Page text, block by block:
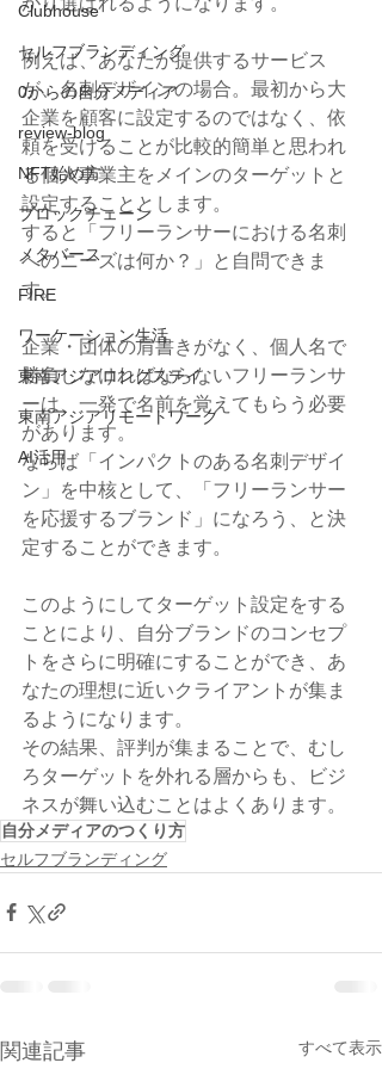
Clubhouse
セルフブランディング
0からの自分メディア
review-blog
NFT始め方
ブロックチェーン
メタバース
FIRE
ワーケーション生活
東南アジアロングステイ
東南アジアリモートワーク
AI活用
例えば、あなたが提供するサービス
が、名刺デザインの場合。最初から大
企業を顧客に設定するのではなく、依
頼を受けることが比較的簡単と思われ
る個人事業主をメインのターゲットと
設定することとします。
すると「フリーランサーにおける名刺
へのニーズは何か？」と自問できま
す。
企業・団体の肩書きがなく、個人名で
勝負しなければならないフリーランサ
ーは、一発で名前を覚えてもらう必要
があります。
ならば「インパクトのある名刺デザイ
ン」を中核として、「フリーランサー
を応援するブランド」になろう、と決
定することができます。
このようにしてターゲット設定をする
ことにより、自分ブランドのコンセプ
トをさらに明確にすることができ、あ
なたの理想に近いクライアントが集ま
るようになります。
その結果、評判が集まることで、むし
ろターゲットを外れる層からも、ビジ
ネスが舞い込むことはよくあります。
自分メディアのつくり方
セルフブランディング
関連記事 すべて表示